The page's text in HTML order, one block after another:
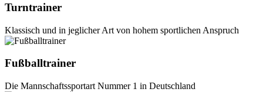
Turntrainer
Klassisch und in jeglicher Art von hohem sportlichen Anspruch
Fußballtrainer
Die Mannschaftssportart Nummer 1 in Deutschland